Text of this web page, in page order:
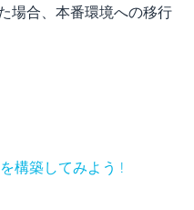
場合、本番環境への移行
構築してみよう !